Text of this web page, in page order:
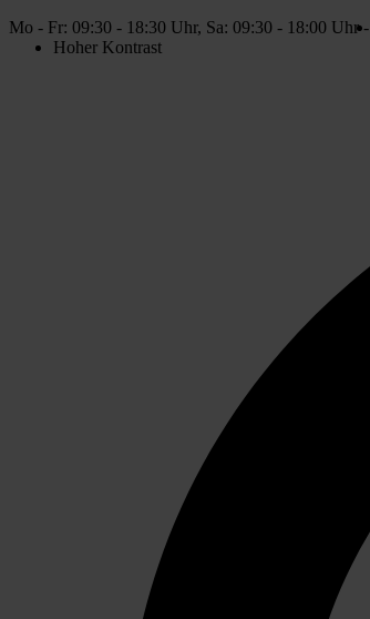
Mo - Fr: 09:30 - 18:30 Uhr, Sa: 09:30 - 18:00 Uhr -
Hoher KontrastHoher